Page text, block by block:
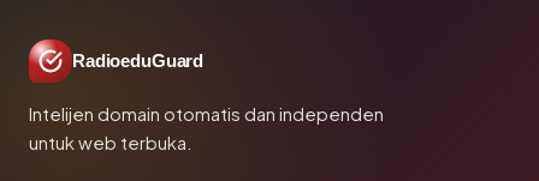
RadioeduGuard
Intelijen domain otomatis dan independen
untuk web terbuka.